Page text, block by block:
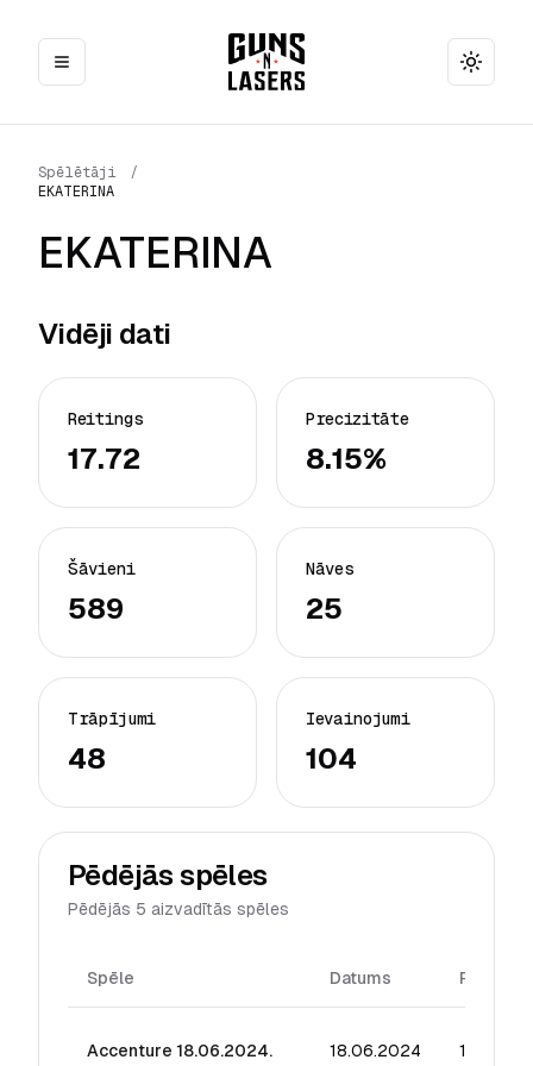
Toggle
Spēlētāji
/
EKATERINA
EKATERINA
Vidēji dati
Reitings
17.72
Precizitāte
8.15%
Šāvieni
589
Nāves
25
Trāpījumi
48
Ievainojumi
104
Pēdējās spēles
Pēdējās 5 aizvadītās spēles
Spēle Datums Reitings
Accenture 18.06.2024. 18.06.2024 17.72